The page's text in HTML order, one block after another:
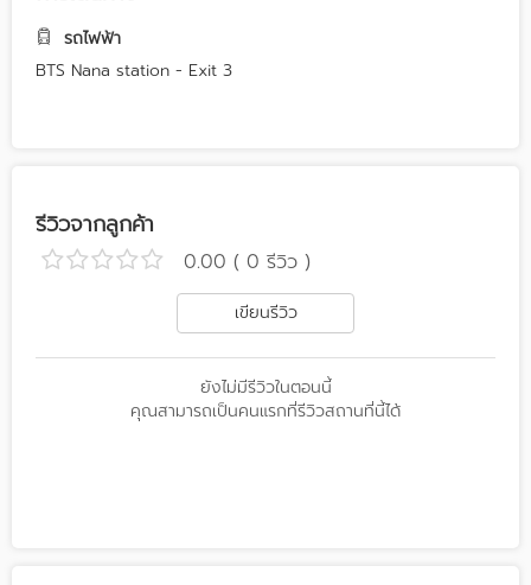
รถไฟฟ้า
BTS Nana station - Exit 3
รีวิวจากลูกค้า
0.00 ( 0 รีวิว )
เขียนรีวิว
ยังไม่มีรีวิวในตอนนี้
คุณสามารถเป็นคนแรกที่รีวิวสถานที่นี้ได้